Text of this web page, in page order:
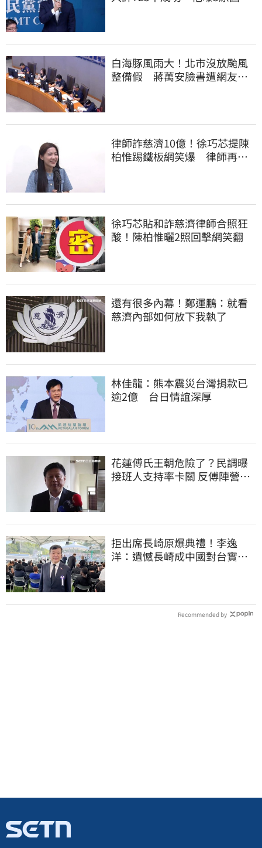
白海豚風雨大！北市沒放颱風
整備假 蔣萬安臉書遭網友灌
律師詐慈濟10億！徐巧芯提陳
柏惟踢鐵板網笑爆 律師再曬1
徐巧芯貼和詐慈濟律師合照狂
酸！陳柏惟曬2照回擊網笑翻
還有很多內幕！鄭運鵬：就看
慈濟內部如何放下我執了
林佳龍：熊本震災台灣捐款已
逾2億 台日情誼深厚
花蓮傅氏王朝危險了？民調曝
接班人支持率卡關 反傅陣營迎
拒出席長崎原爆典禮！李逸
洋：遺憾長崎成中國對台實施
Recommended by